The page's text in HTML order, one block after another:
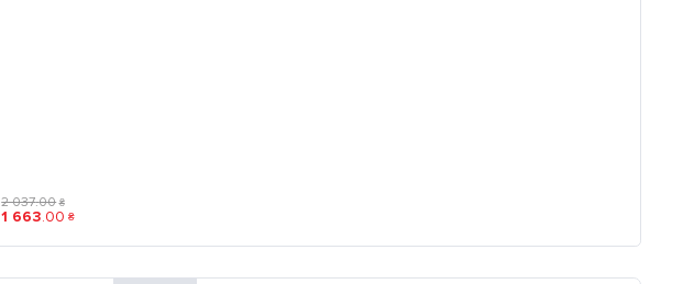
2 037.00 ₴
1 663.00 ₴